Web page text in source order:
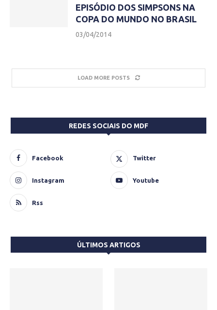
EPISÓDIO DOS SIMPSONS NA
COPA DO MUNDO NO BRASIL
03/04/2014
LOAD MORE POSTS
REDES SOCIAIS DO MDF
Facebook Twitter
Instagram Youtube
Rss
ÚLTIMOS ARTIGOS